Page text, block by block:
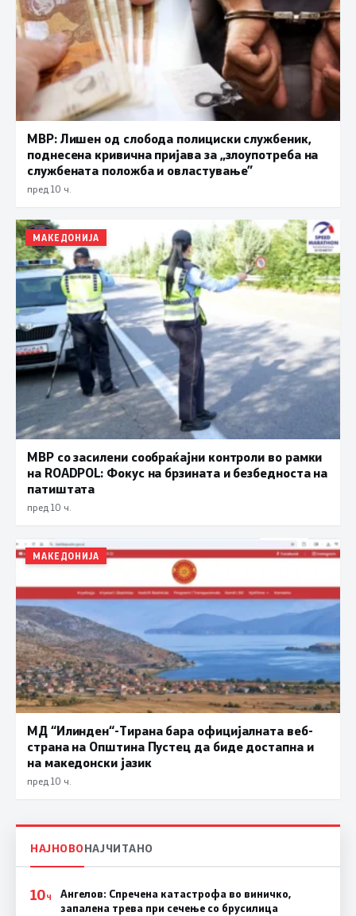
МВР: Лишен од слобода полициски службеник,
поднесена кривична пријава за „злоупотреба на
службената положба и овластување”
пред 10 ч.
МАКЕДОНИЈА
МВР со засилени сообраќајни контроли во рамки
на ROADPOL: Фокус на брзината и безбедноста на
патиштата
пред 10 ч.
МАКЕДОНИЈА
МД “Илинден“-Тирана бара официјалната веб-
страна на Општина Пустец да биде достапна и
на македонски јазик
пред 10 ч.
НАЈНОВОНАЈЧИТАНО
10Ч
Ангелов: Спречена катастрофа во виничко,
запалена трева при сечење со брусилица